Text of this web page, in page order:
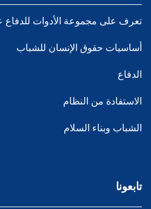
تعرف على مجموعة الأدوات
أساسيات حقوق الإنسان للشباب
الدفاع
الاستفادة من النظام
الشباب وبناء السلام
تابعونا